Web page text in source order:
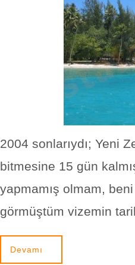
2004 sonlarıydı; Yeni
bitmesine 15 gün
yapmamış olmam,
görmüştüm vizemin
Devamı